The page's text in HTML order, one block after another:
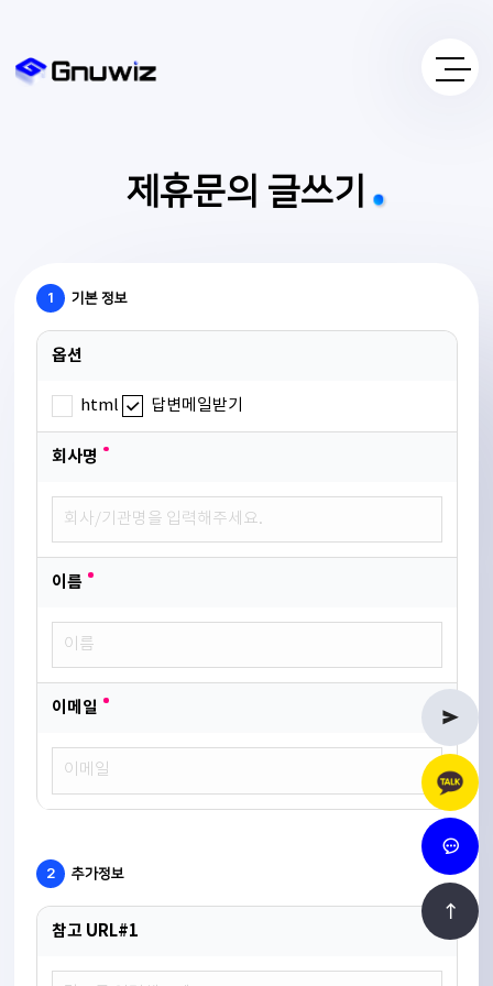
제휴문의 글쓰기
1 기본 정보
옵션
html 답변메일받기
회사명
이름
이메일
2 추가정보
참고 URL#1